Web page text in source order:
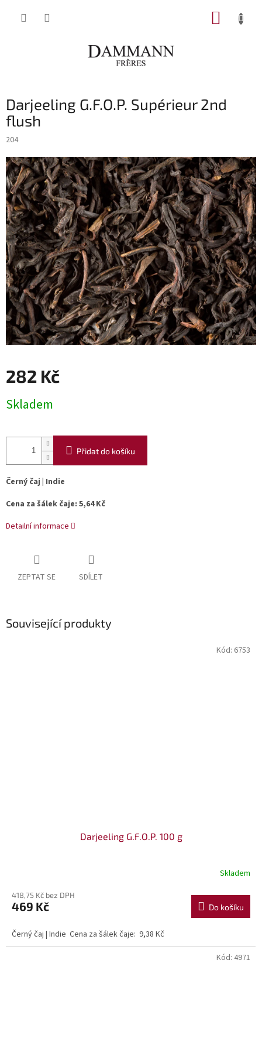
Darjeeling G.F.O.P. Supérieur 2nd
flush
204
282 Kč
cena:
Skladem
Přidat do košíku
Černý čaj | Indie
Cena za šálek čaje: 5,64 Kč
Detailní informace
ZEPTAT SE SDÍLET
Související produkty
Darjeeling G.F.O.P. 100 g
Skladem
418,75 Kč bez DPH
469 Kč Do košíku
Černý čaj | Indie Cena za šálek čaje: 9,38 Kč
Kód: 6753
Kód: 4971